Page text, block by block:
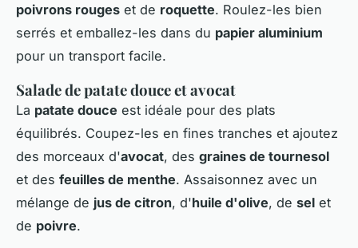
poivrons rouges et de roquette. Roulez-les bien
serrés et emballez-les dans du papier aluminium
pour un transport facile.
Salade de patate douce et avocat
La patate douce est idéale pour des plats
équilibrés. Coupez-les en fines tranches et ajoutez
des morceaux d'avocat, des graines de tournesol
et des feuilles de menthe. Assaisonnez avec un
mélange de jus de citron, d'huile d'olive, de sel et
de poivre.